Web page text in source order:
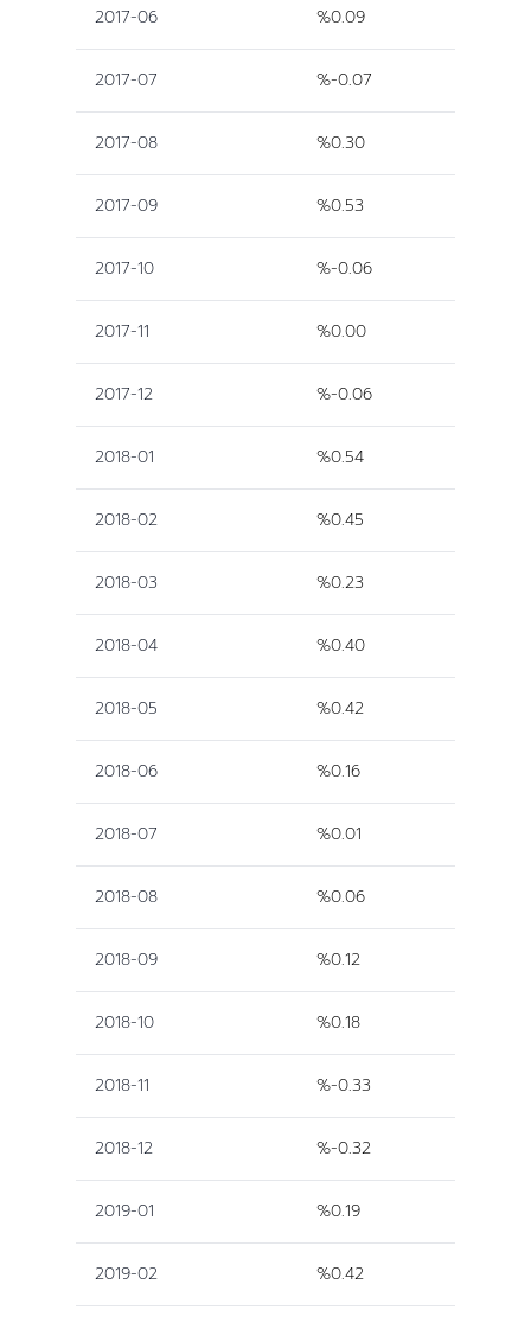
2017-06 %0.09
2017-07 %-0.07
2017-08 %0.30
2017-09 %0.53
2017-10 %-0.06
2017-11 %0.00
2017-12 %-0.06
2018-01 %0.54
2018-02 %0.45
2018-03 %0.23
2018-04 %0.40
2018-05 %0.42
2018-06 %0.16
2018-07 %0.01
2018-08 %0.06
2018-09 %0.12
2018-10 %0.18
2018-11 %-0.33
2018-12 %-0.32
2019-01 %0.19
2019-02 %0.42